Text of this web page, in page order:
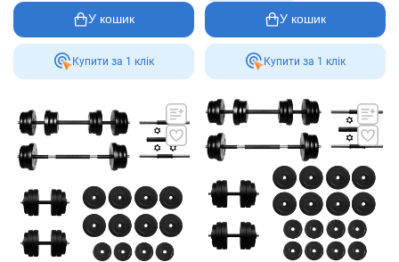
У кошик
Купити за 1 клiк
У кошик
Купити за 1 клiк